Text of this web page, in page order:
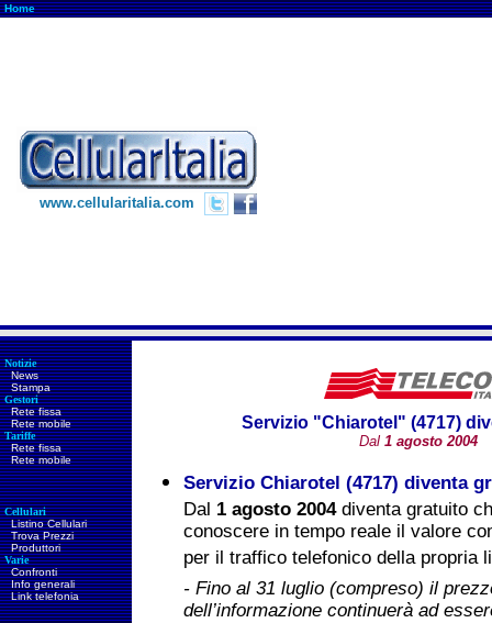
Home
www.cellularitalia.com
Notizie
News
Stampa
Gestori
Rete fissa
Rete mobile
Tariffe
Rete fissa
Rete mobile
Cellulari
Listino Cellulari
Trova Prezzi
Produttori
Varie
Confronti
Info generali
Link telefonia
Servizio "Chiarotel" (4717)
Dal1 agosto2004
Servizio Chiarotel (4717) diventa
Dal 1 agosto 2004diventa gratuito
conoscere in tempo reale il valore
per il traffico telefonico della propria
- Fino al 31 luglio (compreso) il
dell’informazione continuerà ad